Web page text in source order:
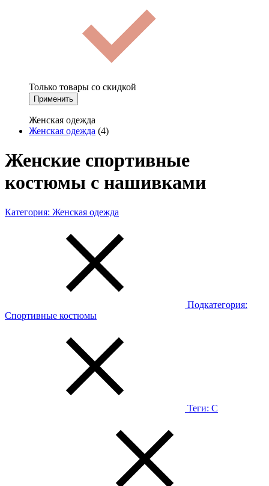
Только товары со скидкой
Применить
Женская одежда
Женская одежда (4)
Женские спортивные
костюмы с нашивками
Категория: Женская одежда
Подкатегория:
Спортивные костюмы
Теги: С